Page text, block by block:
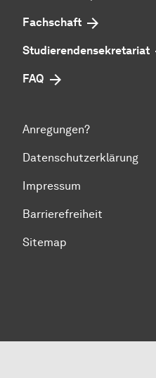
Fachschaft
Studierendensekretariat
FAQ
Anregungen?
Datenschutzerklärung
Impressum
Barrierefreiheit
Sitemap